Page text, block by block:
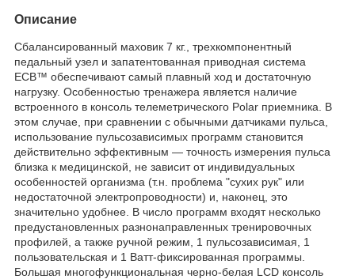
Описание
Сбалансированный маховик 7 кг., трехкомпонентный
педальный узел и запатентованная приводная система
ECB™ обеспечивают самый плавный ход и достаточную
нагрузку. Особенностью тренажера является наличие
встроенного в консоль телеметрического Polar приемника. В
этом случае, при сравнении с обычными датчиками пульса,
использование пульсозависимых программ становится
действительно эффективным ― точность измерения пульса
близка к медицинской, не зависит от индивидуальных
особенностей организма (т.н. проблема "сухих рук" или
недостаточной электропроводности) и, наконец, это
значительно удобнее. В число программ входят несколько
предустановленных разнонаправленных тренировочных
профилей, а также ручной режим, 1 пульсозависимая, 1
пользовательская и 1 Ватт-фиксированная программы.
Большая многофункциональная черно-белая LCD консоль